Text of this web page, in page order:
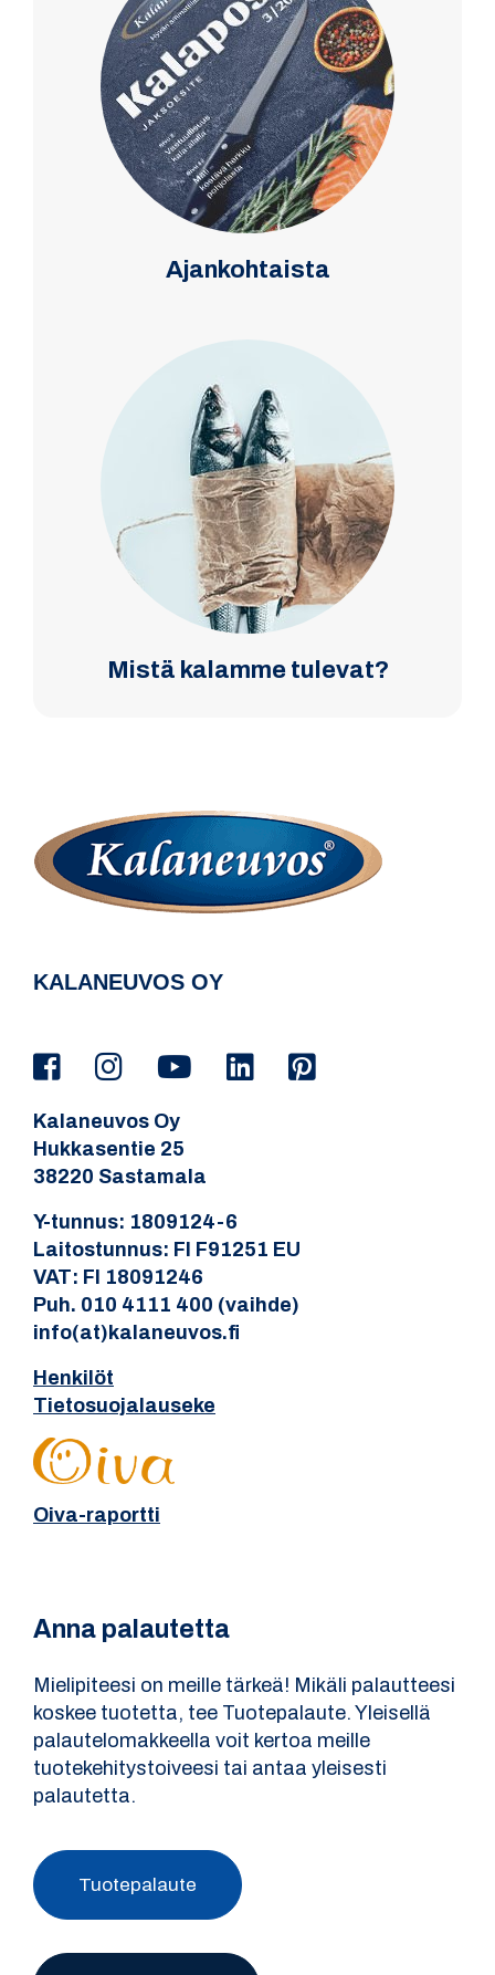
Ajankohtaista
Mistä kalamme tulevat?
KALANEUVOS OY
Kalaneuvos Oy
Hukkasentie 25
38220 Sastamala
Y-tunnus: 1809124-6
Laitostunnus: FI F91251 EU
VAT: FI 18091246
Puh. 010 4111 400 (vaihde)
info(at)kalaneuvos.fi
Henkilöt
Tietosuojalauseke
Oiva-raportti
Anna palautetta
Mielipiteesi on meille tärkeä! Mikäli palautteesi
koskee tuotetta, tee Tuotepalaute. Yleisellä
palautelomakkeella voit kertoa meille
tuotekehitystoiveesi tai antaa yleisesti
palautetta.
Tuotepalaute